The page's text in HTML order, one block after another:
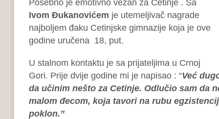
Posebno je emotivno vezan za Cetinje . Sa
Ivom Đukanovićem je utemeljivač nagrade
najboljem đaku Cetinjske gimnazije koja je ove
godine uručena 18, put.
U stalnom kontaktu je sa prijateljima u Crnoj
Gori. Prije dvije godine mi je napisao : “Već
da učinim nešto za Cetinje. Odlučio sam da
malom đecom, koja tavori na rubu
poklon.”